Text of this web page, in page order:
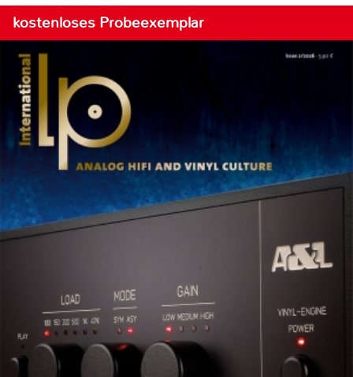
kostenloses Probeexemplar